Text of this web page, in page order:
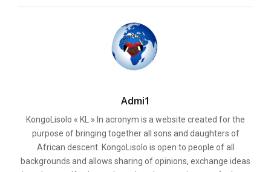
Admi1
KongoLisolo « KL » In acronym is a website created for the
purpose of bringing together all sons and daughters of
African descent. KongoLisolo is open to people of all
backgrounds and allows sharing of opinions, exchange ideas